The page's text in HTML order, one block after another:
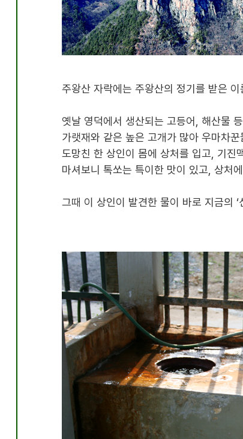
주왕산 자락에는 주왕산의 정기를 받은
옛날 영덕에서 생산되는 고등어 해산물
가랫재와 같은 높은 고개가 많아 우마차꾼
도망친 한 상인이 몸에 상처를 입고 기진
마셔보니 톡쏘는 특이한 맛이 있고 ,상처
그때 이 상인이 발견한 물이 바로 지금의‘